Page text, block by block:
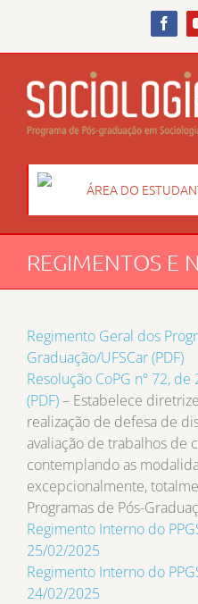
ÁREA DO
REGIMENTOS E
Regimento Geral dos
Graduação/UFSCar (PDF)
Resolução CoPG nº 72,
(PDF)– Estabelece
realização de defesa de
avaliação de trabalhos de
contemplando as
excepcionalmente,
Programas de Pós-
Regimento Interno do
25/02/2025
Regimento Interno do
24/02/2025